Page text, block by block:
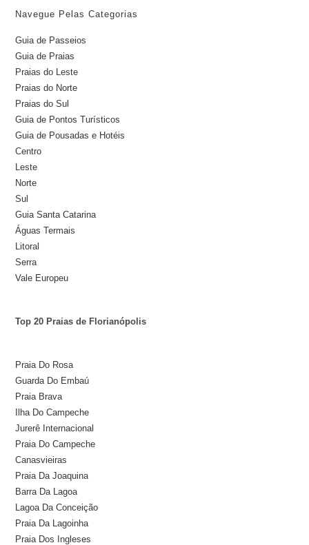
Navegue Pelas Categorias
Guia de Passeios
Guia de Praias
Praias do Leste
Praias do Norte
Praias do Sul
Guia de Pontos Turísticos
Guia de Pousadas e Hotéis
Centro
Leste
Norte
Sul
Guia Santa Catarina
Águas Termais
Litoral
Serra
Vale Europeu
Top 20 Praias de Florianópolis
Praia Do Rosa
Guarda Do Embaú
Praia Brava
Ilha Do Campeche
Jurerê Internacional
Praia Do Campeche
Canasvieiras
Praia Da Joaquina
Barra Da Lagoa
Lagoa Da Conceição
Praia Da Lagoinha
Praia Dos Ingleses